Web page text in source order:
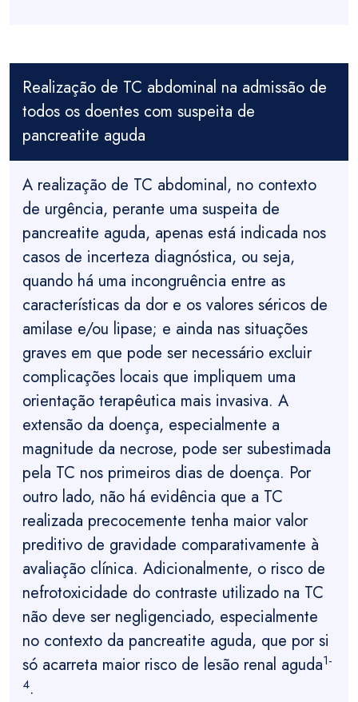
Realização de TC abdominal na admissão de
todos os doentes com suspeita de
pancreatite aguda
A realização de TC abdominal, no contexto
de urgência, perante uma suspeita de
pancreatite aguda, apenas está indicada nos
casos de incerteza diagnóstica, ou seja,
quando há uma incongruência entre as
características da dor e os valores séricos de
amilase e/ou lipase; e ainda nas situações
graves em que pode ser necessário excluir
complicações locais que impliquem uma
orientação terapêutica mais invasiva. A
extensão da doença, especialmente a
magnitude da necrose, pode ser subestimada
pela TC nos primeiros dias de doença. Por
outro lado, não há evidência que a TC
realizada precocemente tenha maior valor
preditivo de gravidade comparativamente à
avaliação clínica. Adicionalmente, o risco de
nefrotoxicidade do contraste utilizado na TC
não deve ser negligenciado, especialmente
no contexto da pancreatite aguda, que por si
só acarreta maior risco de lesão renal aguda1-
4.